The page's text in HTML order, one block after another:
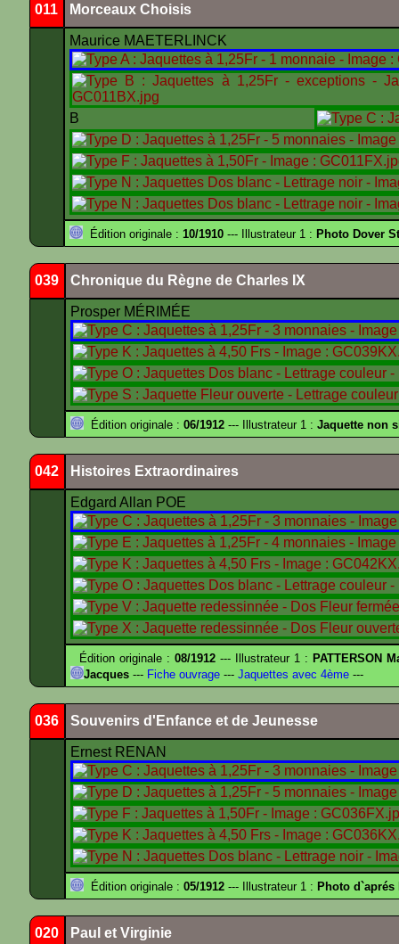
011 Morceaux Choisis
Maurice MAETERLINCK
B
Édition originale : 10/1910 --- Illustrateur 1 : Photo Dover
039 Chronique du Règne de Charles IX
Prosper MÉRIMÉE
Édition originale : 06/1912 --- Illustrateur 1 : Jaquette non
042 Histoires Extraordinaires
Edgard Allan POE
Édition originale :08/1912 --- Illustrateur 1 : PATTERSON
Jacques --- Fiche ouvrage --- Jaquettes avec 4ème ---
036 Souvenirs d'Enfance et de Jeunesse
Ernest RENAN
Édition originale : 05/1912 --- Illustrateur 1 : Photo d`aprés
020 Paul et Virginie